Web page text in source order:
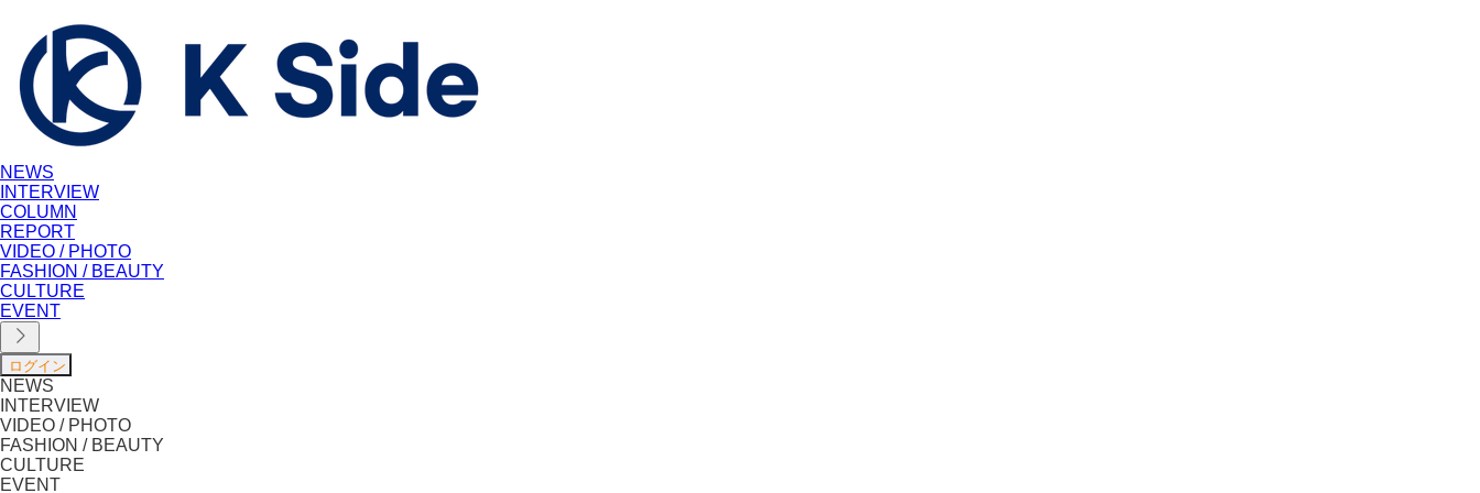
NEWS
INTERVIEW
COLUMN
REPORT
VIDEO / PHOTO
FASHION / BEAUTY
CULTURE
EVENT
NEWS
INTERVIEW
VIDEO / PHOTO
FASHION / BEAUTY
CULTURE
EVENT